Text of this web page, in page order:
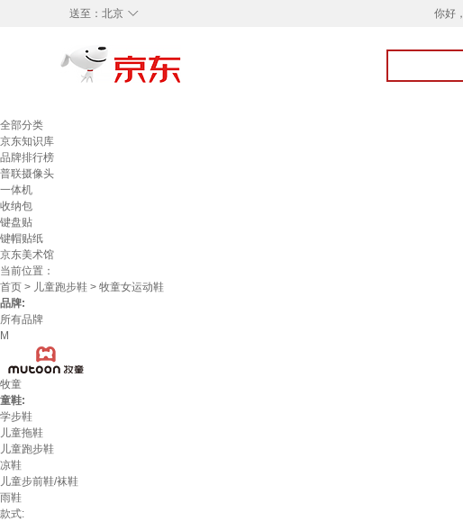
◇
送至： 北京 你好，
全部分类
京东知识库
品牌排行榜
普联摄像头
一体机
收纳包
键盘贴
键帽贴纸
京东美术馆
当前位置：
首页 > 儿童跑步鞋 > 牧童女运动鞋
品牌:
所有品牌
M
牧童
童鞋:
学步鞋
儿童拖鞋
儿童跑步鞋
凉鞋
儿童步前鞋/袜鞋
雨鞋
款式: